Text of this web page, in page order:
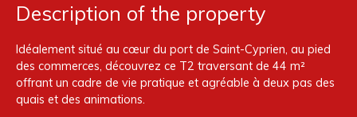
Description of the property
Idéalement situé au cœur du port de Saint-Cyprien, au pied
des commerces, découvrez ce T2 traversant de 44 m²
offrant un cadre de vie pratique et agréable à deux pas des
quais et des animations.